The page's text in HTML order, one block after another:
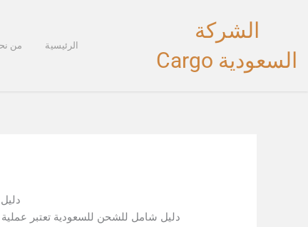
الشركة
السعودية Cargo
الرئيسية من
دليل شامل للشحن للسعودية تعتبر